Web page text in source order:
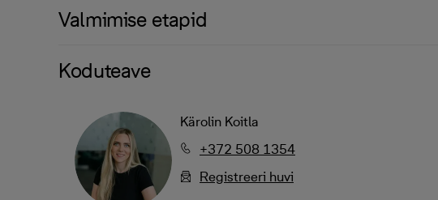
Valmimise etapid
Koduteave
Kärolin Koitla
+372 508 1354
Registreeri huvi